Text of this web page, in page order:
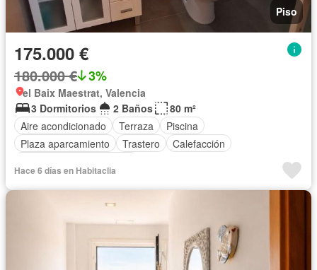
Piso
175.000 €
180.000 € 3%
el Baix Maestrat, Valencia
3 Dormitorios
2 Baños
80 m²
Aire acondicionado
Terraza
Piscina
Plaza aparcamiento
Trastero
Calefacción
Hace 6 días en Habitaclia